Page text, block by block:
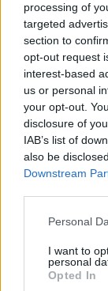
processing of
targeted
section to
opt-out request
interest-based
us or personal
your opt-out.
disclosure of
IAB’s list of
also be
Downstream
Please note
not limited to
grant or deny
use your data
Personal
I want to
personal
Opted In
BELFÖLD #